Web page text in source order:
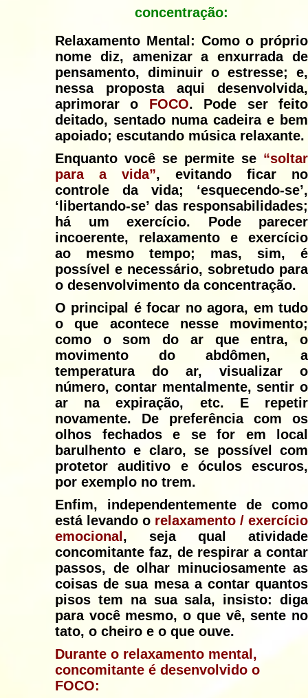
concentração:
Relaxamento Mental: Como o próprio
nome diz, amenizar a enxurrada de
pensamento, diminuir o estresse; e,
nessa proposta aqui desenvolvida,
aprimorar o FOCO. Pode ser feito
deitado, sentado numa cadeira e bem
apoiado; escutando música relaxante.
Enquanto você se permite se “soltar
para a vida”, evitando ficar no
controle da vida; ‘esquecendo-se’,
‘libertando-se’ das responsabilidades;
há um exercício. Pode parecer
incoerente, relaxamento e exercício
ao mesmo tempo; mas, sim, é
possível e necessário, sobretudo para
o desenvolvimento da concentração.
O principal é focar no agora, em tudo
o que acontece nesse movimento;
como o som do ar que entra, o
movimento do abdômen, a
temperatura do ar, visualizar o
número, contar mentalmente, sentir o
ar na expiração, etc. E repetir
novamente. De preferência com os
olhos fechados e se for em local
barulhento e claro, se possível com
protetor auditivo e óculos escuros,
por exemplo no trem.
Enfim, independentemente de como
está levando o relaxamento / exercício
emocional , seja qual atividade
concomitante faz, de respirar a contar
passos, de olhar minuciosamente as
coisas de sua mesa a contar quantos
pisos tem na sua sala, insisto: diga
para você mesmo, o que vê, sente no
tato, o cheiro e o que ouve.
Durante o relaxamento mental,
concomitante é desenvolvido o
FOCO: